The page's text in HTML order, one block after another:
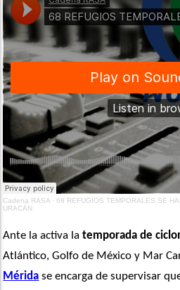
Cadena RASA · 68 REFUGIOS TEMPORALES SE
URACÁN
Ante la activa la temporada de
Atlántico, Golfo de México y Mar
Mérida se encarga de supervisar